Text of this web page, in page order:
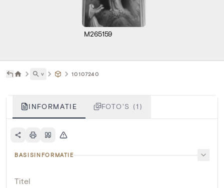
M265159
˅ 10107240
INFORMATIE FOTO'S (1)
BASISINFORMATIE
Titel